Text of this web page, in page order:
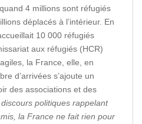
4 millions sont réfugiés
déplacés à l’intérieur. En
10 000 réfugiés
aux réfugiés (HCR)
la France, elle, en
d’arrivées s’ajoute un
des associations et des
politiques rappelant
la France ne fait rien pour